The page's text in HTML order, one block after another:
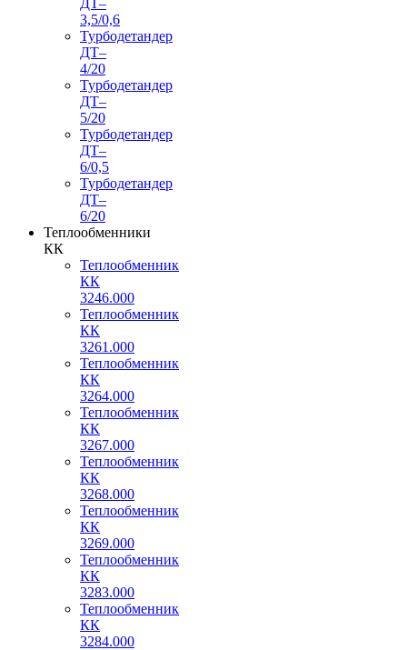
3,5/0,6
Турбодетандер
ДТ–
4/20
Турбодетандер
ДТ–
5/20
Турбодетандер
ДТ–
6/0,5
Турбодетандер
ДТ–
6/20
Теплообменники
КК
Теплообменник
КК
3246.000
Теплообменник
КК
3261.000
Теплообменник
КК
3264.000
Теплообменник
КК
3267.000
Теплообменник
КК
3268.000
Теплообменник
КК
3269.000
Теплообменник
КК
3283.000
Теплообменник
КК
3284.000